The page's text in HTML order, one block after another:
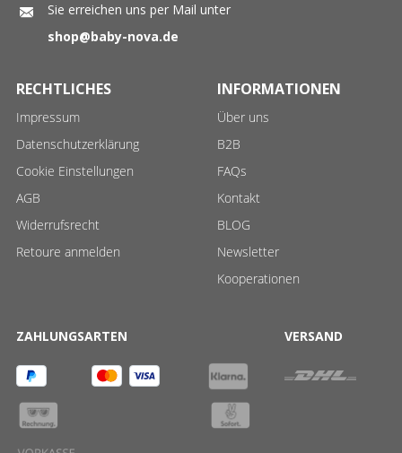
Sie erreichen uns per Mail unter
shop@baby-nova.de
RECHTLICHES
Impressum
Datenschutzerklärung
Cookie Einstellungen
AGB
Widerrufsrecht
Retoure anmelden
INFORMATIONEN
Über uns
B2B
FAQs
Kontakt
BLOG
Newsletter
Kooperationen
ZAHLUNGSARTEN VERSAND